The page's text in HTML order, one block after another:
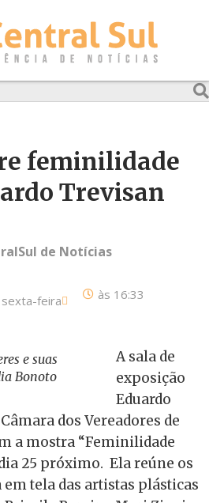
feminilidade
Trevisan
de Notícias
feira às 16:33
e suas
Bonoto
A sala de
exposição
Eduardo
dos Vereadores de
a mostra “Feminilidade
25 próximo. Ela reúne os
tela das artistas plásticas